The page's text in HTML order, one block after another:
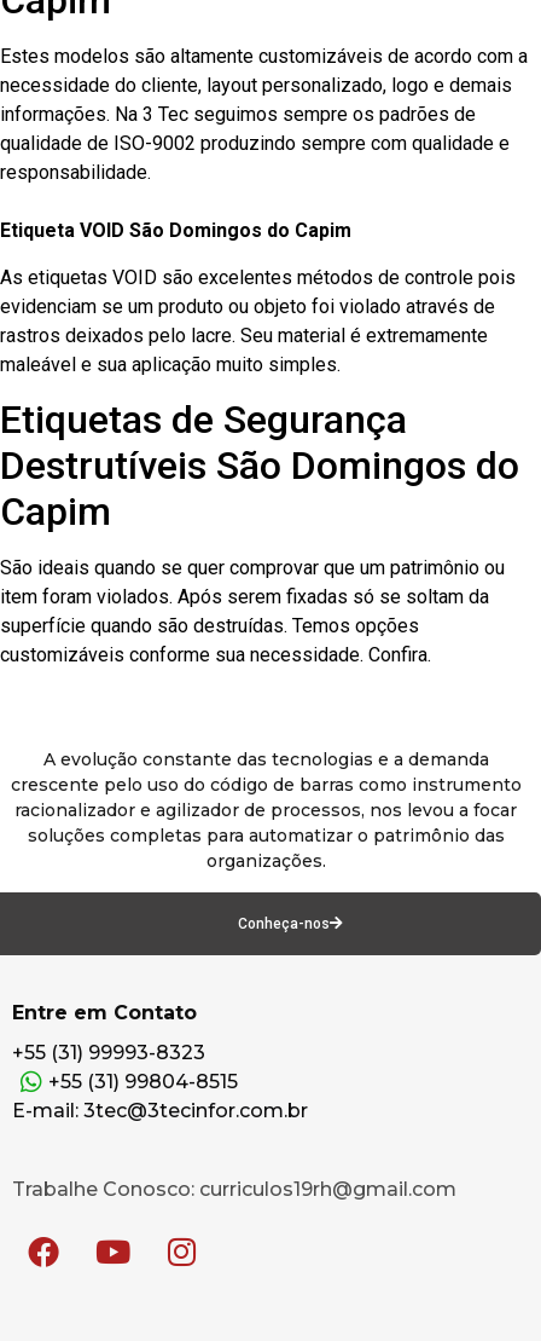
Estes modelos são altamente customizáveis de acordo com a
necessidade do cliente, layout personalizado, logo e demais
informações. Na 3 Tec seguimos sempre os padrões de
qualidade de ISO-9002 produzindo sempre com qualidade e
responsabilidade.
Etiqueta VOID São Domingos do Capim
As etiquetas VOID são excelentes métodos de controle pois
evidenciam se um produto ou objeto foi violado através de
rastros deixados pelo lacre. Seu material é extremamente
maleável e sua aplicação muito simples.
Etiquetas de Segurança
Destrutíveis São Domingos do
Capim
São ideais quando se quer comprovar que um patrimônio ou
item foram violados. Após serem fixadas só se soltam da
superfície quando são destruídas. Temos opções
customizáveis conforme sua necessidade. Confira.
A evolução constante das tecnologias e a demanda
crescente pelo uso do código de barras como instrumento
racionalizador e agilizador de processos, nos levou a focar
soluções completas para automatizar o patrimônio das
organizações.
Conheça-nos
Entre em Contato
+55 (31) 99993-8323
+55 (31) 99804-8515
E-mail: 3tec@3tecinfor.com.br
Trabalhe Conosco: curriculos19rh@gmail.com